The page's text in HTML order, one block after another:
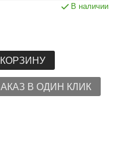
В наличии
В ОДИН КЛИК